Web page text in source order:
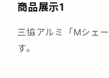
商品展示1
三協アルミ「Mシェ
す。